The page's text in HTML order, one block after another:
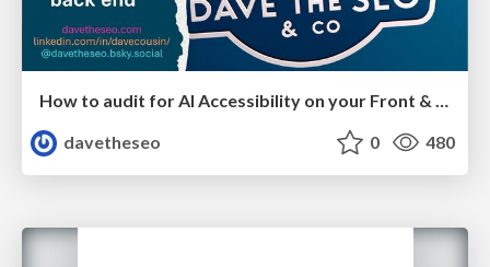
How to audit for AI Accessibility on your Front & Back End
davetheseo
0 480